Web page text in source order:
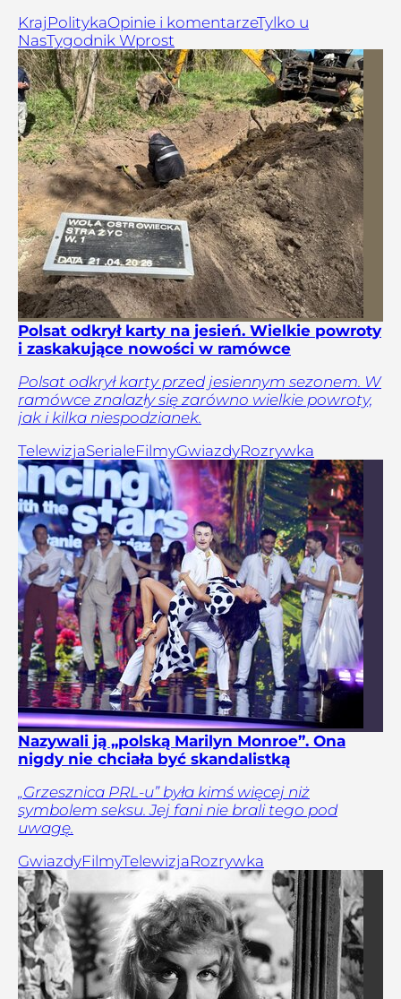
Kraj PolitykaOpinie i komentarzeTylko u
NasTygodnik Wprost
Polsat odkrył karty na jesień. Wielkie powroty
i zaskakujące nowości w ramówce
Polsat odkrył karty przed jesiennym sezonem. W
ramówce znalazły się zarówno wielkie powroty,
jak i kilka niespodzianek.
TelewizjaSerialeFilmyGwiazdyRozrywka
Nazywali ją „polską Marilyn Monroe”. Ona
nigdy nie chciała być skandalistką
„Grzesznica PRL-u” była kimś więcej niż
symbolem seksu. Jej fani nie brali tego pod
uwagę.
GwiazdyFilmyTelewizjaRozrywka